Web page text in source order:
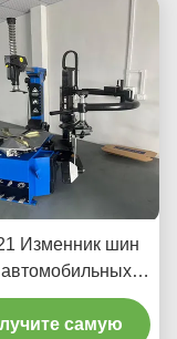
CE.
Изменник шин
мастерских
и гаражейсамую